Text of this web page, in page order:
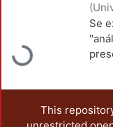
Loading...
(
Se
This